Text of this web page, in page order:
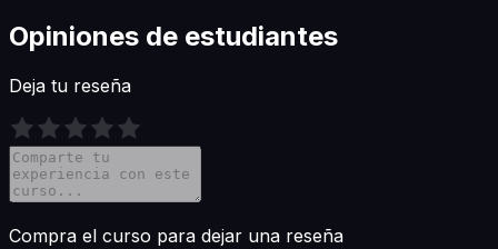
Opiniones de estudiantes
Deja tu reseña
Compra el curso para dejar una reseña